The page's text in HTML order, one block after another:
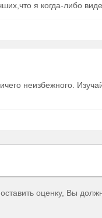
я когда-либо
неизбежного.
оценку, Вы